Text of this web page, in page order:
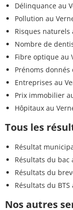
Délinquance au
Pollution au
Risques naturels
Nombre de
Fibre optique au
Prénoms donnés
Entreprises au
Prix immobilier
Hôpitaux au
Tous les
Résultat
Résultats du bac
Résultats du
Résultats du
Nos autres